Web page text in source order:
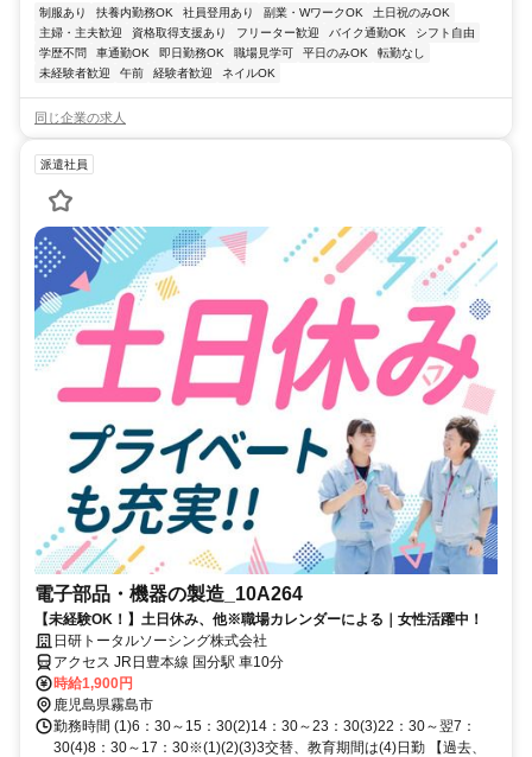
制服あり 扶養内勤務OK 社員登用あり 副業・WワークOK
土日祝のみOK
主婦・主夫歓迎
資格取得支援あり フリーター歓迎 バイク通勤OK
シフト自由
学歴不問
車通勤OK 即日勤務OK 職場見学可 平日のみOK
転勤なし
未経験者歓迎
午前 経験者歓迎 ネイルOK
同じ企業の求人
派遣社員
電子部品・機器の製造_10A264
【未経験OK！】土日休み、他※職場カレンダーによる｜女性活躍中！
日研トータルソーシング株式会社
アクセス JR日豊本線 国分駅 車10分
時給1,900円
鹿児島県霧島市
勤務時間 (1)6：30～15：30(2)14：30～23：30(3)22：30～翌7：
30(4)8：30～17：30※(1)(2)(3)3交替、教育期間は(4)日勤 【過去、